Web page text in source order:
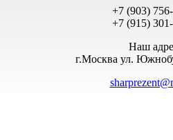
+7 (903)
+7 (915)
Наш
г.Москва ул.